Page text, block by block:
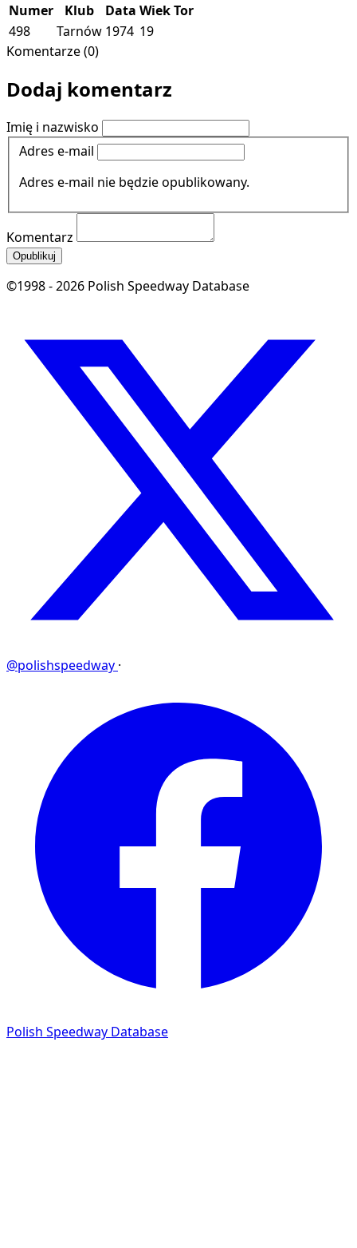
Numer Klub Data WiekTor
498
Tarnów 1974 19
Komentarze (0)
Dodaj komentarz
Imię i nazwisko
Adres e-mail
Adres e-mail nie będzie opublikowany.
Komentarz
Opublikuj
©1998 - 2026 Polish Speedway Database
@polishspeedway ·
Polish Speedway Database